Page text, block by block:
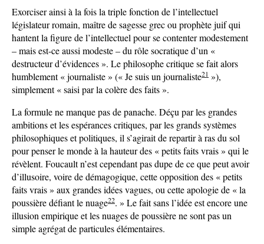
Exorciser ainsi à la fois la triple fonction de l’intellectuel
législateur romain, maître de sagesse grec ou prophète juif qui
hantent la figure de l’intellectuel pour se contenter modestement
– mais est-ce aussi modeste – du rôle socratique d’un «
destructeur d’évidences ». Le philosophe critique se fait alors
humblement « journaliste » (« Je suis un journaliste21 »),
simplement « saisi par la colère des faits ».
La formule ne manque pas de panache. Déçu par les grandes
ambitions et les espérances critiques, par les grands systèmes
philosophiques et politiques, il s’agirait de repartir à ras du sol
pour penser le monde à la hauteur des « petits faits vrais » qui le
révèlent. Foucault n’est cependant pas dupe de ce que peut avoir
d’illusoire, voire de démagogique, cette opposition des « petits
faits vrais » aux grandes idées vagues, ou cette apologie de « la
poussière défiant le nuage22. » Le fait sans l’idée est encore une
illusion empirique et les nuages de poussière ne sont pas un
simple agrégat de particules élémentaires.